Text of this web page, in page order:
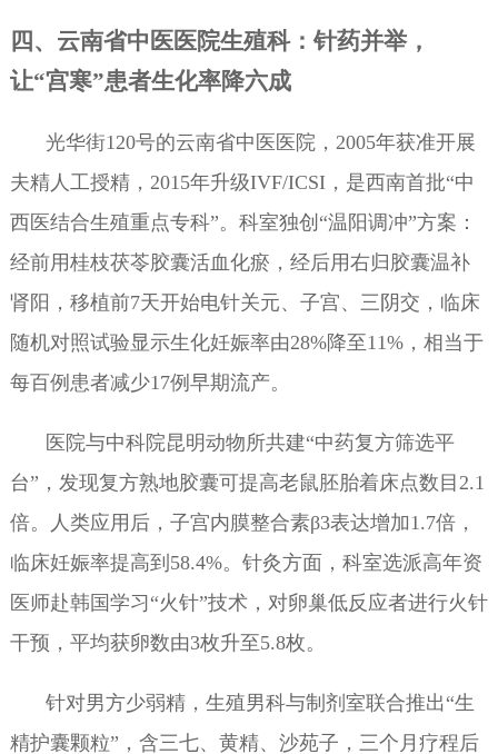
四、云南省中医医院生殖科：针药并举，
让“宫寒”患者生化率降六成
光华街120号的云南省中医医院，2005年获准开展
夫精人工授精，2015年升级IVF/ICSI，是西南首批“中
西医结合生殖重点专科”。科室独创“温阳调冲”方案：
经前用桂枝茯苓胶囊活血化瘀，经后用右归胶囊温补
肾阳，移植前7天开始电针关元、子宫、三阴交，临床
随机对照试验显示生化妊娠率由28%降至11%，相当于
每百例患者减少17例早期流产。
医院与中科院昆明动物所共建“中药复方筛选平
台”，发现复方熟地胶囊可提高老鼠胚胎着床点数目2.1
倍。人类应用后，子宫内膜整合素β3表达增加1.7倍，
临床妊娠率提高到58.4%。针灸方面，科室选派高年资
医师赴韩国学习“火针”技术，对卵巢低反应者进行火针
干预，平均获卵数由3枚升至5.8枚。
针对男方少弱精，生殖男科与制剂室联合推出“生
精护囊颗粒”，含三七、黄精、沙苑子，三个月疗程后